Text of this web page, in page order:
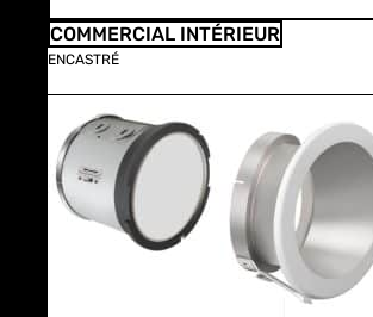
COMMERCIAL INTÉRIEUR
ENCASTRÉ